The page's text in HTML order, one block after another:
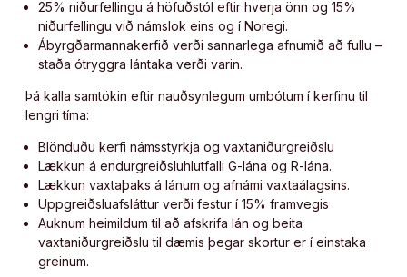
25% niðurfellingu á höfuðstól eftir hverja önn og 15%
niðurfellingu við námslok eins og í Noregi.
Ábyrgðarmannakerfið verði sannarlega afnumið að fullu –
staða ótryggra lántaka verði varin.
Þá kalla samtökin eftir nauðsynlegum umbótum í kerfinu til
lengri tíma:
Blönduðu kerfi námsstyrkja og vaxtaniðurgreiðslu
Lækkun á endurgreiðsluhlutfalli G-lána og R-lána.
Lækkun vaxtaþaks á lánum og afnámi vaxtaálagsins.
Uppgreiðsluafsláttur verði festur í 15% framvegis
Auknum heimildum til að afskrifa lán og beita
vaxtaniðurgreiðslu til dæmis þegar skortur er í einstaka
greinum.